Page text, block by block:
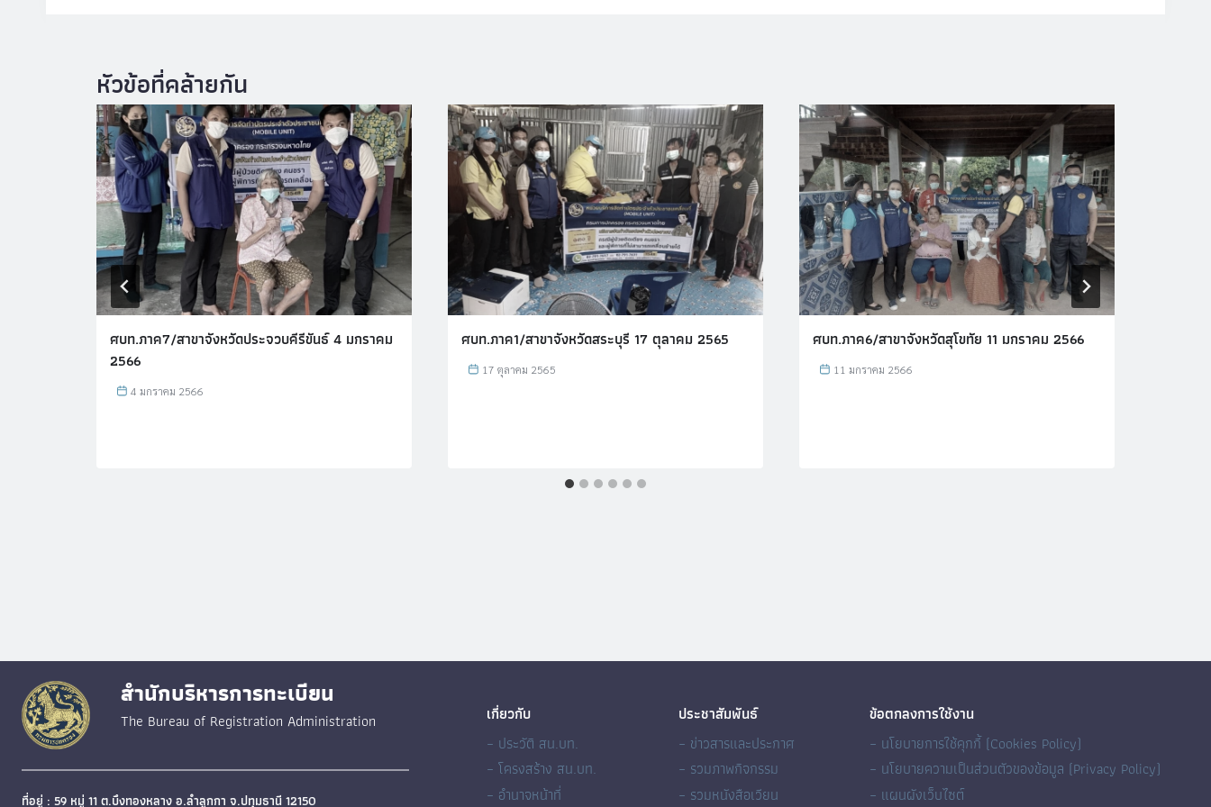
ศบท.ภาค7/สาขาจังหวัดประจวบคีรีขันธ์ 4 มกราคม
2566
4 มกราคม 2566
ศบท.ภาค1/สาขาจังหวัดสระบุรี 17 ตุลาคม 2565
17 ตุลาคม 2565
ศบท.ภาค6/สาขาจังหวัดสุโขทัย 11 มกราคม 2566
11 มกราคม 2566
สำนักบริหารการทะเบียน
The Bureau of Registration Administration
ที่อยู่ : 59 หมู่ 11 ต.บึงทองหลาง อ.ลำลูกกา จ.ปทุมธานี 12150
เกี่ยวกับ
– ประวัติ สน.บท.
– โครงสร้าง สน.บท.
– อำนาจหน้าที่
ประชาสัมพันธ์
– ข่าวสารและประกาศ
– รวมภาพกิจกรรม
– รวมหนังสือเวียน
ข้อตกลงการใช้งาน
– นโยบายการใช้คุกกี้ (Cookies Policy)
– นโยบายความเป็นส่วนตัวของข้อมูล (Privacy Policy)
– แผนผังเว็บไซต์